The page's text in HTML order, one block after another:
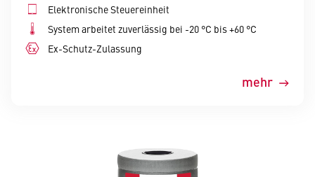
Elektronische Steuereinheit
System arbeitet zuverlässig bei -20 °C bis +60 °C
Ex-Schutz-Zulassung
mehr